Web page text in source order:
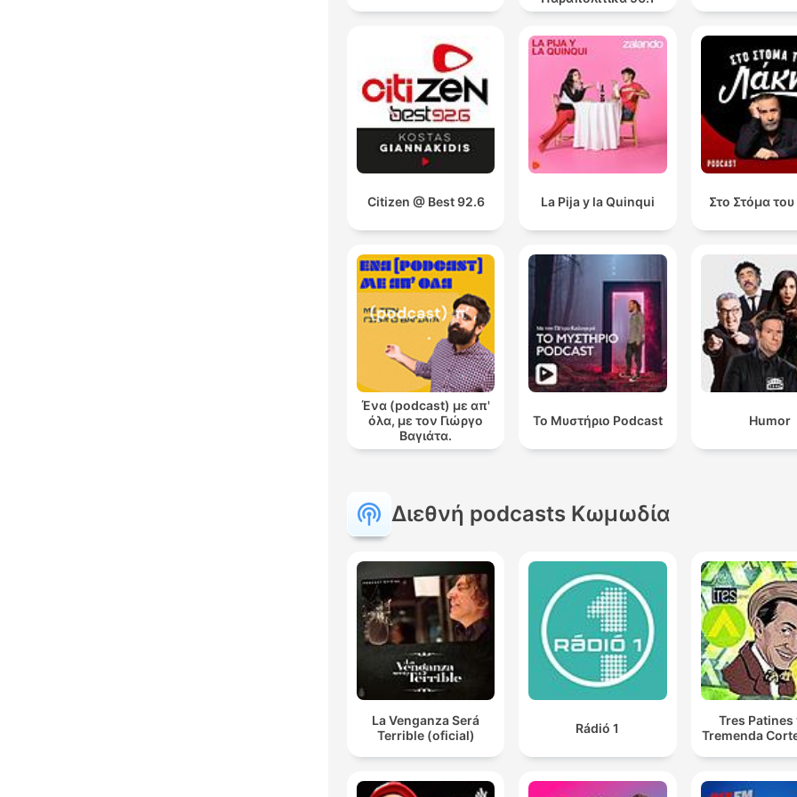
Citizen @ Best 92.6 La Pija y la Quinqui Στο Στόμα
Ένα (podcast) με απ'
όλα, με τον Γιώργο
Βαγιάτα.
Το Μυστήριο Podcast Humor
Διεθνή podcasts Κωμωδία
La Venganza Será
Terrible (oficial)
Rádió 1
Tres Patines
Tremenda